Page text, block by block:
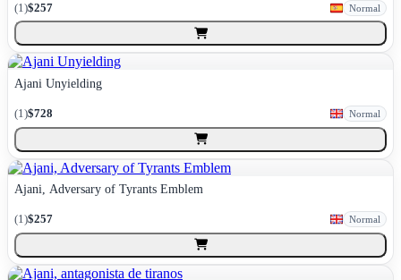
(1)$257 Normal
Ajani Unyielding
(1)$728 Normal
Ajani, Adversary of Tyrants Emblem
(1)$257 Normal